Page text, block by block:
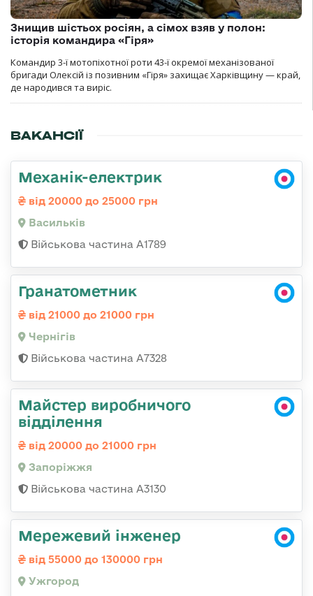
Знищив шістьох росіян, а сімох взяв у полон:
історія командира «Гіря»
Командир 3-ї мотопіхотної роти 43-ї окремої механізованої
бригади Олексій із позивним «Гіря» захищає Харківщину — край,
де народився та виріс.
ВАКАНСІЇ
Механік-електрик
від 20000 до 25000 грн
Васильків
Військова частина А1789
Гранатометник
від 21000 до 21000 грн
Чернігів
Військова частина А7328
Майстер виробничого
відділення
від 20000 до 21000 грн
Запоріжжя
Військова частина А3130
Мережевий інженер
від 55000 до 130000 грн
Ужгород